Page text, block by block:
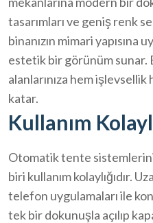
tasarımları ve geniş renk
binanızın mimari yapısına
estetik bir görünüm sunar.
alanlarınıza hem
katar.
Kullanım
Otomatik tente
biri kullanım kolaylığıdır.
telefon uygulamaları ile
tek bir dokunuşla açılıp